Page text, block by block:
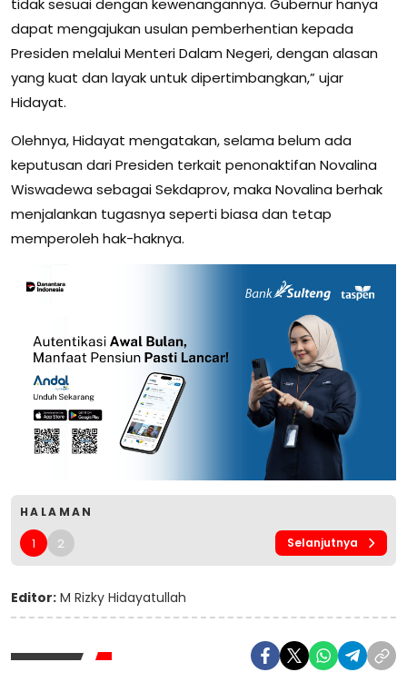
tidak sesuai dengan kewenangannya. Gubernur hanya
dapat mengajukan usulan pemberhentian kepada
Presiden melalui Menteri Dalam Negeri, dengan alasan
yang kuat dan layak untuk dipertimbangkan,” ujar
Hidayat.
Olehnya, Hidayat mengatakan, selama belum ada
keputusan dari Presiden terkait penonaktifan Novalina
Wiswadewa sebagai Sekdaprov, maka Novalina berhak
menjalankan tugasnya seperti biasa dan tetap
memperoleh hak-haknya.
HALAMAN
1 2 Selanjutnya
Editor: M Rizky Hidayatullah